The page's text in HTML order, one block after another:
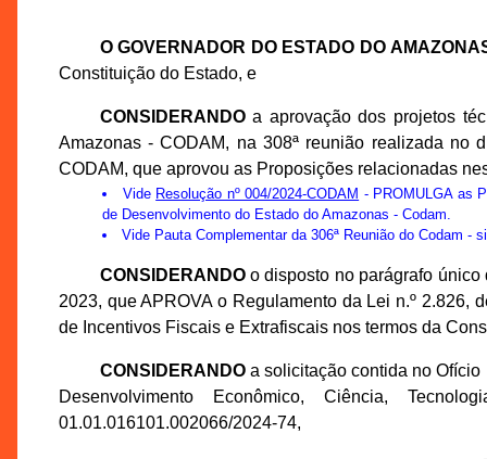
O GOVERNADOR DO ESTADO DO
Constituição do Estado, e
CONSIDERANDOa aprovação dos projetos
Amazonas - CODAM, na 308ª reunião realizada no
CODAM, que aprovou as Proposições relacionadas
Vide Resolução nº 004/2024-CODAM - PROMULGA as
de Desenvolvimento do Estado do Amazonas - Codam.
Vide Pauta Complementar da 306ª Reunião do Codam -
CONSIDERANDOo disposto no parágrafo único
2023, que APROVA o Regulamento da Lei n.º 2.826,
de Incentivos Fiscais e Extrafiscais nos termos da
CONSIDERANDOa solicitação contida no Ofício
Desenvolvimento Econômico, Ciência,
01.01.016101.002066/2024-74,